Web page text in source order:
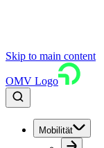
Skip to main content
OMV Logo
Mobilität